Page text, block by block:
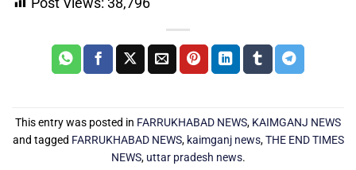
This entry was posted in FARRUKHABAD NEWS, KAIMGANJ NEWS
and tagged FARRUKHABAD NEWS, kaimganj news,THE END TIMES
NEWS, uttar pradesh news.